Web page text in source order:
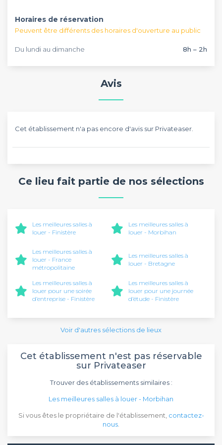
Horaires de réservation
Peuvent être différents des horaires d'ouverture au public
Du lundi au dimanche 8h – 2h
Avis
Cet établissement n'a pas encore d'avis sur Privateaser.
Ce lieu fait partie de nos sélections
Les meilleures salles à
louer - Finistère
Les meilleures salles à
louer - Morbihan
Les meilleures salles à
louer - France
métropolitaine
Les meilleures salles à
louer - Bretagne
Les meilleures salles à
louer pour une soirée
d’entreprise - Finistère
Les meilleures salles à
louer pour une journée
d’étude - Finistère
Voir d'autres sélections de lieux
Cet établissement n'est pas réservable
sur Privateaser
Trouver des établissements similaires :
Les meilleures salles à louer - Morbihan
Si vous êtes le propriétaire de l'établissement, contactez-
nous